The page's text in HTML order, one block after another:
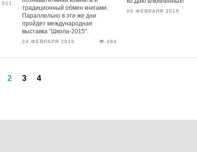
511
традиционный обмен книгами.
Параллельно в эти же дни
пройдет международная
выставка "Школа-2015".
24 ФЕВРАЛЯ 2015 494
05 ФЕВРАЛЯ 2015
2 3 4